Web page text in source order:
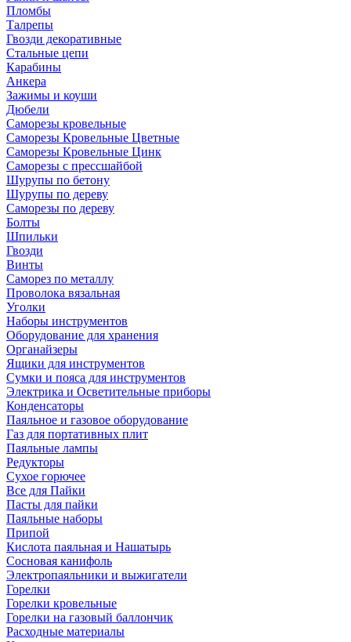
Пломбы
Талрепы
Гвозди декоративные
Стальные цепи
Карабины
Анкера
Зажимы и коуши
Дюбели
Саморезы кровельные
Саморезы Кровельные Цветные
Саморезы Кровельные Цинк
Саморезы с прессшайбой
Шурупы по бетону
Шурупы по дереву
Саморезы по дереву
Болты
Шпильки
Гвозди
Винты
Саморез по металлу
Проволока вязальная
Уголки
Наборы инструментов
Оборудование для хранения
Органайзеры
Ящики для инструментов
Сумки и пояса для инструментов
Электрика и Осветительные приборы
Конденсаторы
Паяльное и газовое оборудование
Газ для портативных плит
Паяльные лампы
Редукторы
Сухое горючее
Все для Пайки
Пасты для пайки
Паяльные наборы
Припой
Кислота паяльная и Нашатырь
Сосновая канифоль
Электропаяльники и выжигатели
Горелки
Горелки кровельные
Горелки на газовый баллончик
Расходные материалы